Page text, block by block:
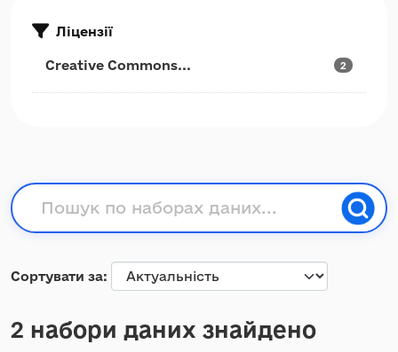
Ліцензії
Creative Commons... 2
Сортувати за
2 набори даних знайдено